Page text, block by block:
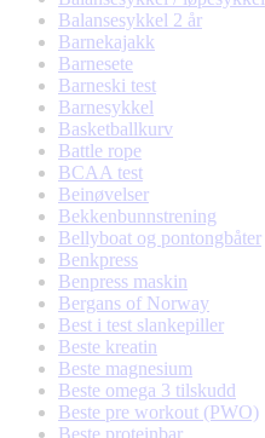
Balansesykkel 2 år
Barnekajakk
Barnesete
Barneski test
Barnesykkel
Basketballkurv
Battle rope
BCAA test
Beinøvelser
Bekkenbunnstrening
Bellyboat og pontongbåter
Benkpress
Benpress maskin
Bergans of Norway
Best i test slankepiller
Beste kreatin
Beste magnesium
Beste omega 3 tilskudd
Beste pre workout (PWO)
Beste proteinbar